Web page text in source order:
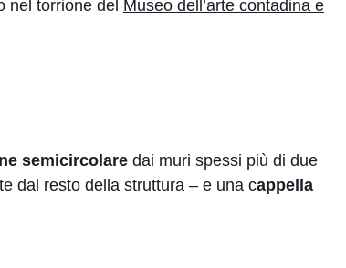
nel torrione del Museo dell’arte contadina e
semicircolare dai muri spessi più di due
dal resto della struttura – e una cappella